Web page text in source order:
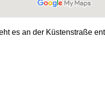
es an der Küstenstraße